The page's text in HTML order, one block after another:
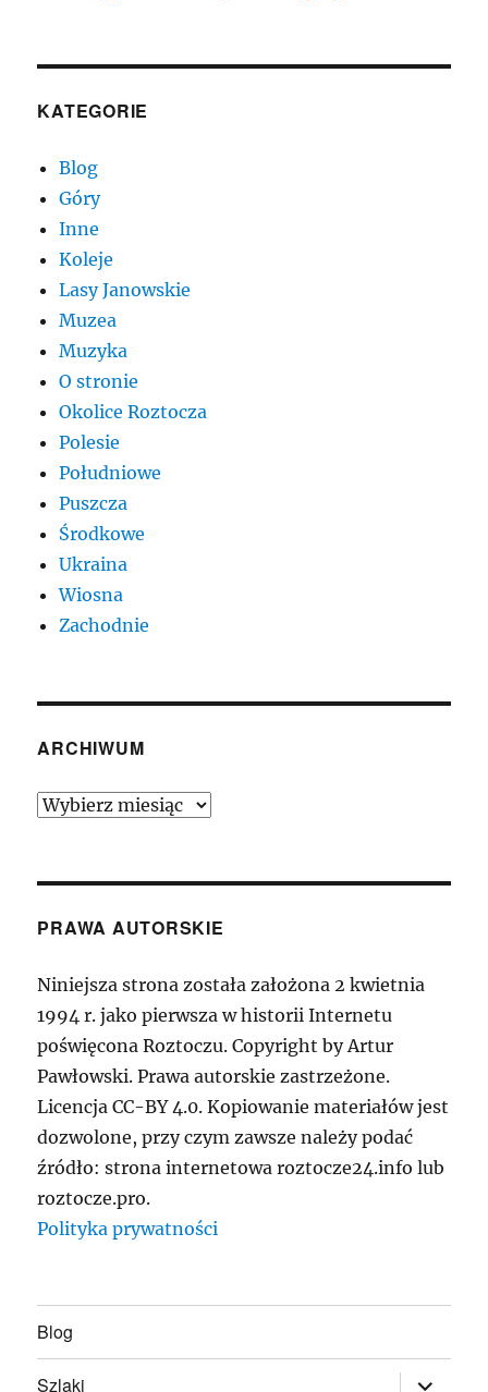
KATEGORIE
Blog
Góry
Inne
Koleje
Lasy Janowskie
Muzea
Muzyka
O stronie
Okolice Roztocza
Polesie
Południowe
Puszcza
Środkowe
Ukraina
Wiosna
Zachodnie
ARCHIWUM
Archiwum
PRAWA AUTORSKIE
Niniejsza strona została założona 2 kwietnia
1994 r. jako pierwsza w historii Internetu
poświęcona Roztoczu. Copyright by Artur
Pawłowski. Prawa autorskie zastrzeżone.
Licencja CC-BY 4.0. Kopiowanie materiałów jest
dozwolone, przy czym zawsze należy podać
źródło: strona internetowa roztocze24.info lub
roztocze.pro.
Polityka prywatności
Blog
Szlaki rozwiń